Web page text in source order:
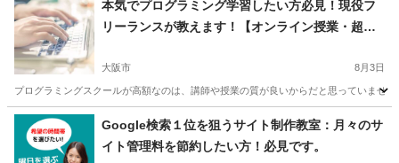
本気でプログラミング学習したい方必見！現役フ
リーランスが教えます！【オンライン授業・超初
大阪市 8月3日
プログラミングスクールが高額なのは、講師や授業の質が良いからだと思っていませ
大阪 大阪市 プログラミング フリーランス
Google検索１位を狙うサイト制作教室：月々のサ
イト管理料を節約したい方！必見です。